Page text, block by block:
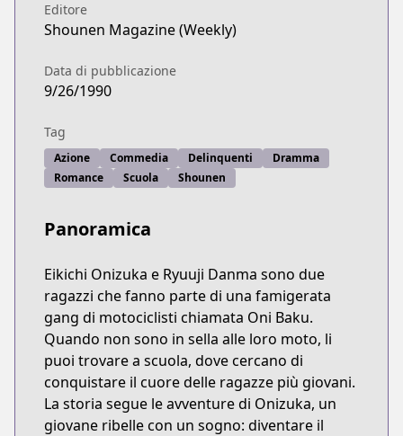
Editore
Shounen Magazine (Weekly)
Data di pubblicazione
9/26/1990
Tag
Azione Commedia Delinquenti
Dramma
Romance
Scuola Shounen
Panoramica
Eikichi Onizuka e Ryuuji Danma sono due
ragazzi che fanno parte di una famigerata
gang di motociclisti chiamata Oni Baku.
Quando non sono in sella alle loro moto, li
puoi trovare a scuola, dove cercano di
conquistare il cuore delle ragazze più giovani.
La storia segue le avventure di Onizuka, un
giovane ribelle con un sogno: diventare il